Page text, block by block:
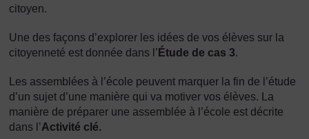
citoyen.
Une des façons d’explorer les idées de vos élèves sur la
citoyenneté est donnée dans l’ Étude de cas 3.
Les assemblées à l’école peuvent marquer la fin de l’étude
d’un sujet d’une manière qui va motiver vos élèves. La
manière de préparer une assemblée à l’école est décrite
dans l’Activité clé.